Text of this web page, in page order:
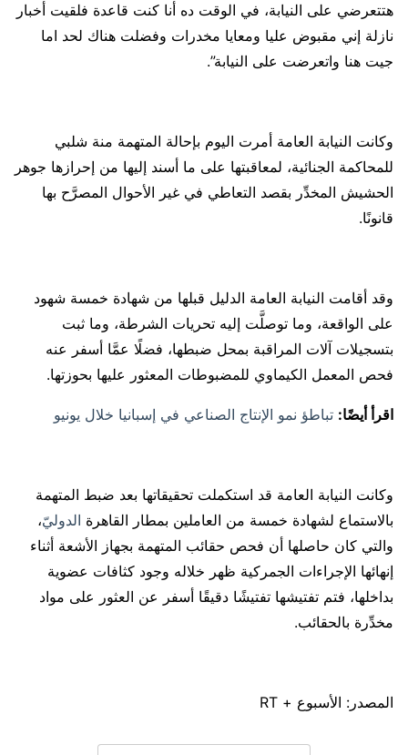
هتتعرضي على النيابة، في الوقت ده أنا كنت قاعدة فلقيت أخبار
نازلة إني مقبوض عليا ومعايا مخدرات وفضلت هناك لحد اما
جيت هنا واتعرضت على النيابة”.
وكانت النيابة العامة أمرت اليوم بإحالة المتهمة منة شلبي
للمحاكمة الجنائية، لمعاقبتها على ما أسند إليها من إحرازها جوهر
الحشيش المخدِّر بقصد التعاطي في غير الأحوال المصرَّح بها
قانونًا.
وقد أقامت النيابة العامة الدليل قبلها من شهادة خمسة شهود
على الواقعة، وما توصلَّت إليه تحريات الشرطة، وما ثبت
بتسجيلات آلات المراقبة بمحل ضبطها، فضلًا عمَّا أسفر عنه
فحص المعمل الكيماوي للمضبوطات المعثور عليها بحوزتها.
اقرأ أيضًا: تباطؤ نمو الإنتاج الصناعي في إسبانيا خلال يونيو
وكانت النيابة العامة قد استكملت تحقيقاتها بعد ضبط المتهمة
بالاستماع لشهادة خمسة من العاملين بمطار القاهرة الدوليّ،
والتي كان حاصلها أن فحص حقائب المتهمة بجهاز الأشعة أثناء
إنهائها الإجراءات الجمركية ظهر خلاله وجود كثافات عضوية
بداخلها، فتم تفتيشها تفتيشًا دقيقًا أسفر عن العثور على مواد
مخدِّرة بالحقائب.
المصدر: الأسبوع + RT